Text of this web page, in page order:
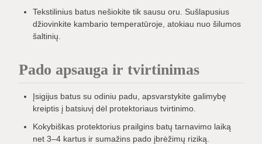
Tekstilinius batus nešiokite tik sausu oru. Sušlapusius
džiovinkite kambario temperatūroje, atokiau nuo šilumos
šaltinių.
Pado apsauga ir tvirtinimas
Įsigijus batus su odiniu padu, apsvarstykite galimybę
kreiptis į batsiuvį dėl protektoriaus tvirtinimo.
Kokybiškas protektorius prailgins batų tarnavimo laiką
net 3–4 kartus ir sumažins pado įbrėžimų riziką.